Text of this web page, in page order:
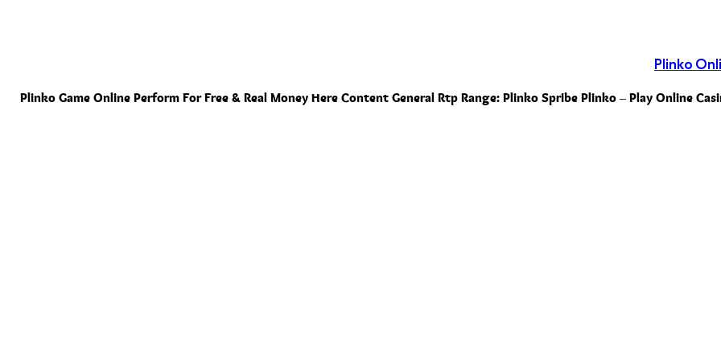
Plinko
Plinko Game Online Perform For Free & Real Money Here Content General Rtp Range: Plinko Spribe Plinko – Play Online